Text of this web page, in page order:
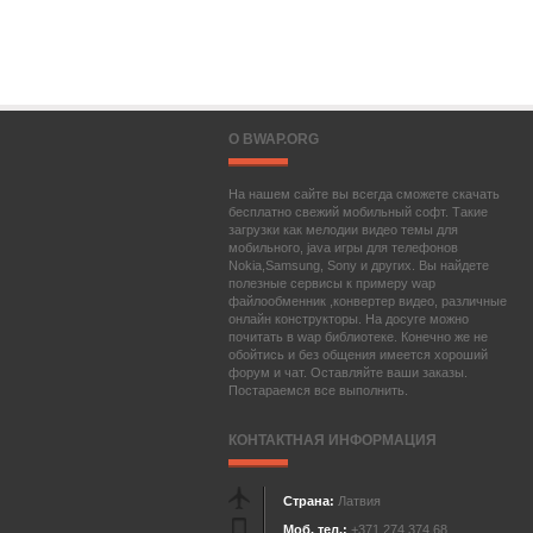
О BWAP.ORG
На нашем сайте вы всегда сможете скачать
бесплатно свежий мобильный софт. Такие
загрузки как мелодии видео темы для
мобильного, java игры для телефонов
Nokia,Samsung, Sony и других. Вы найдете
полезные сервисы к примеру wap
файлообменник ,конвертер видео, различные
онлайн конструкторы. На досуге можно
почитать в wap библиотеке. Конечно же не
обойтись и без общения имеется хороший
форум и чат. Оставляйте ваши заказы.
Постараемся все выполнить.
КОНТАКТНАЯ ИНФОРМАЦИЯ
Страна: Латвия
Моб. тел.: +371 274 374 68